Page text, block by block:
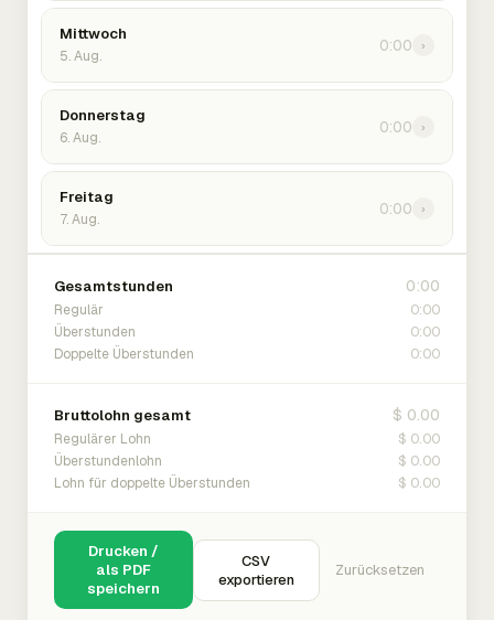
Mittwoch
5. Aug.
0:00 ›
Donnerstag
6. Aug.
0:00 ›
Freitag
7. Aug.
0:00 ›
Gesamtstunden 0:00
Regulär 0:00
Überstunden 0:00
Doppelte Überstunden 0:00
Bruttolohn gesamt $ 0.00
Regulärer Lohn $ 0.00
Überstundenlohn $ 0.00
Lohn für doppelte Überstunden $ 0.00
Drucken /
als PDF
speichern
CSV
exportieren
Zurücksetzen